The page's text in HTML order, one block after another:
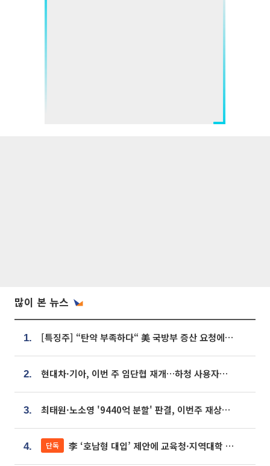
많이 본 뉴스
1. [특징주] “탄약 부족하다“ 美 국방부 증산 요청에⋯국내 방산주 급등세
2. 현대차·기아, 이번 주 임단협 재개…하청 사용자성 재심도 ‘변수’
3. 최태원·노소영 '9440억 분할' 판결, 이번주 재상고 여부 주목
4. 단독 李 ‘호남형 대입’ 제안에 교육청·지역대학 서·논술형 입시 연계 '착수'